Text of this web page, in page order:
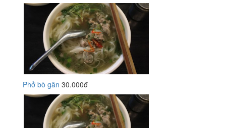
Phở bò gân 30.000đ